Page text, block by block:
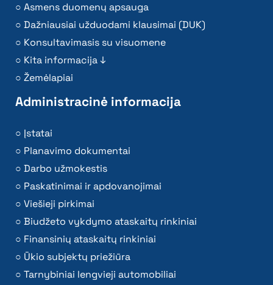
Asmens duomenų apsauga
Dažniausiai užduodami klausimai (DUK)
Konsultavimasis su visuomene
Kita informacija ↓
Žemėlapiai
Administracinė informacija
Įstatai
Planavimo dokumentai
Darbo užmokestis
Paskatinimai ir apdovanojimai
Viešieji pirkimai
Biudžeto vykdymo ataskaitų rinkiniai
Finansinių ataskaitų rinkiniai
Ūkio subjektų priežiūra
Tarnybiniai lengvieji automobiliai